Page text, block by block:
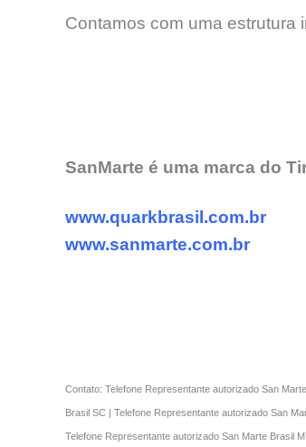
Contamos com uma estrutura
SanMarte é uma marca do
www.quarkbrasil.com.br
www.sanmarte.com.br
Contato: Telefone Representante autorizado San
Brasil SC | Telefone Representante autorizado San
Telefone Representante autorizado San Marte Brasil